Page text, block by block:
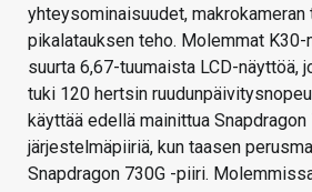
yhteysominaisuudet, makrokameran
pikalatauksen teho. Molemmat
suurta 6,67-tuumaista LCD-näyttöä,
tuki 120 hertsin
käyttää edellä mainittua Snapdragon
järjestelmäpiiriä, kun taasen
Snapdragon 730G -piiri.